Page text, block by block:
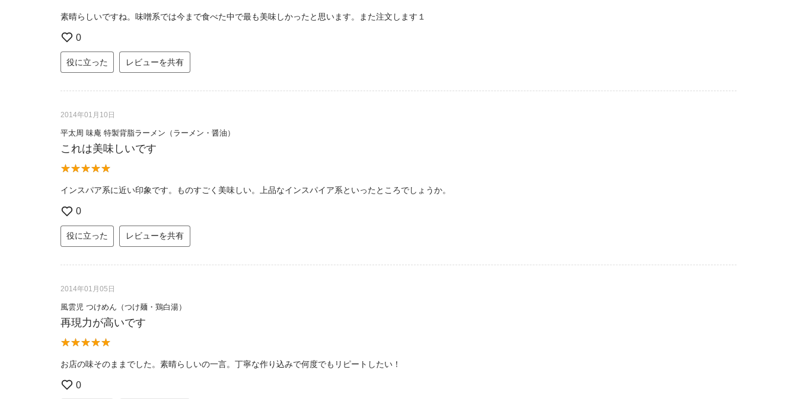
素晴らしいですね。味噌系では今まで食べた中で最も美味しかったと思います。また注文します１
0
役に立った レビューを共有
2014年01月10日
平太周 味庵 特製背脂ラーメン（ラーメン・醤油）
これは美味しいです
インスパア系に近い印象です。ものすごく美味しい。上品なインスパイア系といったところでしょうか。
0
役に立った レビューを共有
2014年01月05日
風雲児 つけめん（つけ麺・鶏白湯）
再現力が高いです
お店の味そのままでした。素晴らしいの一言。丁寧な作り込みで何度でもリピートしたい！
0